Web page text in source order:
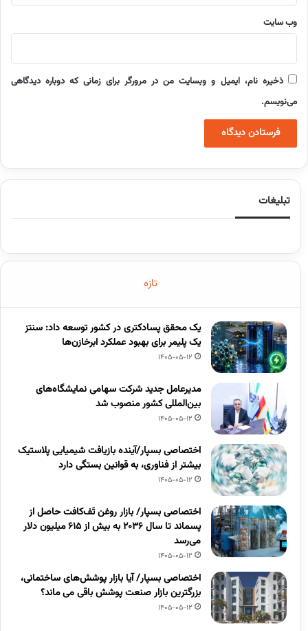
وب‌ سایت
ذخیره نام، ایمیل و وبسایت من در مرورگر برای زمانی که دوباره دیدگاهی
می‌نویسم.
تبلیغات
تازه
یک محقق پسادکتری در کشور توسعه داد: سنتز
یک پلیمر برای بهبود عملکرد ابرخازن‌ها
1405-05-12
مدیرعامل جدید شرکت سهامی نمایشگاه‌های
بین‌المللی کشور منصوب شد
1405-05-12
اختصاصی بسپار/آینده بازیافت شیمیایی پلاستیک
بیشتر از فناوری، به قوانین بستگی دارد
1405-05-12
اختصاصی بسپار/ بازار روغن تَف‌کافت حاصل از
پسماند تا سال ۲۰۳۶ به بیش از ۶۱۵ میلیون دلار
می‌رسد
1405-05-12
اختصاصی بسپار/ آیا بازار پوشش‌های ساختمانی،
بزرگترین بازار صنعت پوشش باقی می ماند؟
1405-05-12